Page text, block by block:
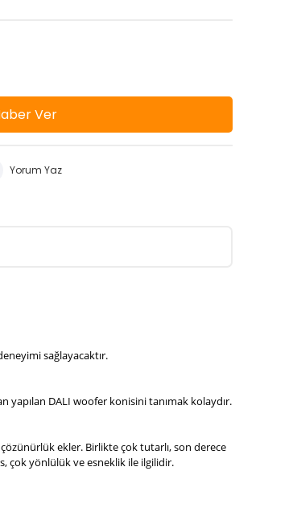
Ver
Yorum Yaz
sağlayacaktır.
yapılan DALI woofer konisini tanımak kolaydır.
ekler. Birlikte çok tutarlı, son derece
çok yönlülük ve esneklik ile ilgilidir.